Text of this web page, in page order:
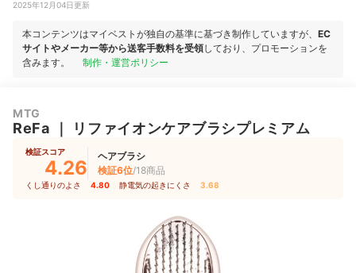
2025年12月04日更新
本コンテンツはマイベストが独自の基準に基づき制作していますが、 EC
サイトやメーカー等から送客手数料を受領しており、プロモーションを
含みます。
制作・運営ポリシー
MTG
ReFa リファイオンケアブラシプレミアム
検証スコア
4.26
ヘアブラシ
検証6位/18商品
くし通りのよさ 4.80 静電気の起きにくさ 3.68